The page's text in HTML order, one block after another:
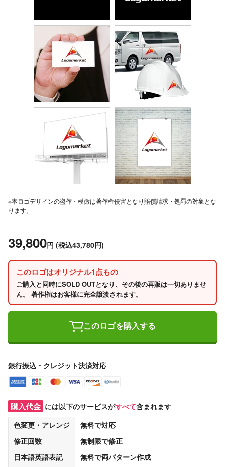
※本ロゴデザインの盗作・模倣は著作権侵害となり賠償請求・処罰の対象とな
ります。
39,800円 (税込43,780円)
このロゴはオリジナル1点もの
ご購入と同時にSOLD OUTとなり、その後の再販は一切ありませ
ん。 著作権はお客様に完全譲渡されます。
このロゴを購入する
銀行振込・クレジット決済対応
購入代金 には以下のサービスがすべて含まれます
色変更・アレンジ
無料で対応
修正回数
無制限で修正
日本語英語表記
無料で両パターン作成